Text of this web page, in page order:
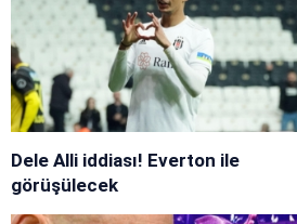
Dele Alli iddiası! Everton ile
görüşülecek